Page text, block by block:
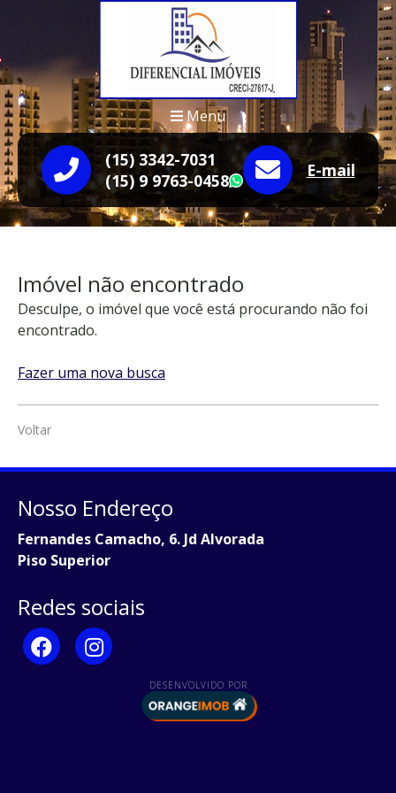
Menu
(15) 3342-7031
(15) 9 9763-0458
WhatsApp
E-mail
Imóvel não encontrado
Desculpe, o imóvel que você está procurando não foi
encontrado.
Fazer uma nova busca
Voltar
Nosso Endereço
Fernandes Camacho, 6. Jd Alvorada
Piso Superior
Redes sociais
DESENVOLVIDO POR